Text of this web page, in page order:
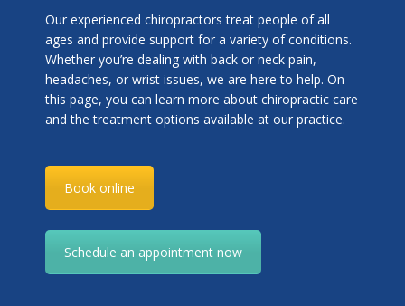
Our experienced chiropractors treat people of all
ages and provide support for a variety of conditions.
Whether you’re dealing with back or neck pain,
headaches, or wrist issues, we are here to help. On
this page, you can learn more about chiropractic care
and the treatment options available at our practice.
Book online
Schedule an appointment now